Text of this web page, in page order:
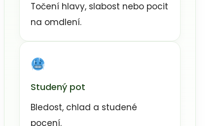
Točení hlavy, slabost nebo pocit
na omdlení.
Studený pot
Bledost, chlad a studené
pocení.